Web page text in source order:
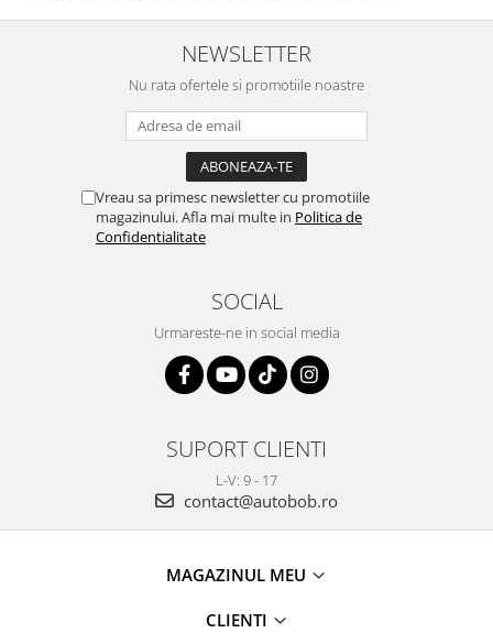
NEWSLETTER
Nu rata ofertele si promotiile noastre
Vreau sa primesc newsletter cu promotiile
magazinului. Afla mai multe in Politica de
Confidentialitate
SOCIAL
Urmareste-ne in social media
SUPORT CLIENTI
L-V: 9 - 17
contact@autobob.ro
MAGAZINUL MEU
CLIENTI